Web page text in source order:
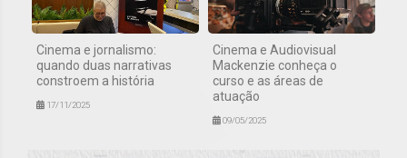
Cinema e jornalismo:
quando duas narrativas
constroem a história
17/11/2025
Cinema e Audiovisual
Mackenzie conheça o
curso e as áreas de
atuação
09/05/2025